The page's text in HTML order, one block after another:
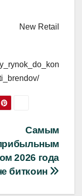
New Retail
Самым
2026 года
биткоин